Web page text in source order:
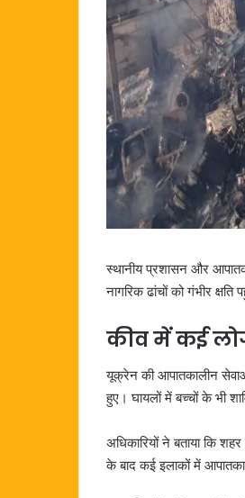
स्थानीय प्रशासन और
नागरिक ढांचों को गंभीर
कीव में कई
यूक्रेन की आपातकालीन
हुए। घायलों में बच्चों के भी
अधिकारियों ने बताया कि
के बाद कई इलाकों में